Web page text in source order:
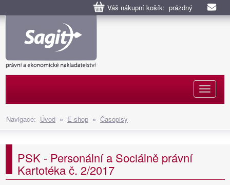
Váš nákupní košík: prázdný
Navigace: Úvod » E-shop » Časopisy
PSK - Personální a Sociálně právní
Kartotéka č. 2/2017